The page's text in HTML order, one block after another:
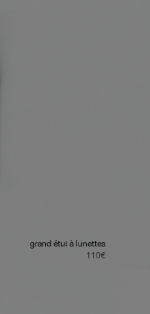
grand étui à lunettes
110€